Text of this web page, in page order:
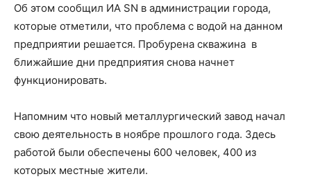
Об этом сообщил ИА SN в администрации города,
которые отметили, что проблема с водой на данном
предприятии решается. Пробурена скважина в
ближайшие дни предприятия снова начнет
функционировать.
Напомним что новый металлургический завод начал
свою деятельность в ноябре прошлого года. Здесь
работой были обеспечены 600 человек, 400 из
которых местные жители.